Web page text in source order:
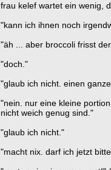
frau kelef wartet ein wenig,
"kann ich ihnen noch
"äh ... aber broccoli frisst
"doch."
"glaub ich nicht. einen
"nein. nur eine kleine
nicht weich genug sind."
"glaub ich nicht."
"macht nix. darf ich jetzt